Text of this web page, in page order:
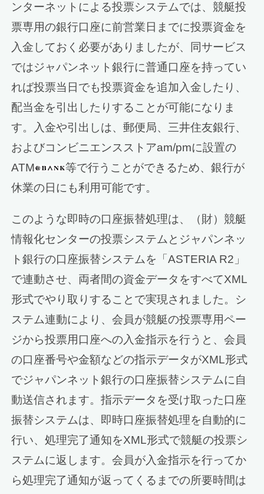
ンターネットによる投票システムでは、競艇投
票専用の銀行口座に前営業日までに投票資金を
入金しておく必要がありましたが、同サービス
ではジャパンネット銀行に普通口座を持ってい
れば投票当日でも投票資金を追加入金したり、
配当金を引出したりすることが可能になりま
す。入金や引出しは、郵便局、三井住友銀行、
およびコンビニエンスストアam/pmに設置の
ATM
等で行うことができるため、銀行が
休業の日にも利用可能です。
このような即時の口座振替処理は、（財）競艇
情報化センターの投票システムとジャパンネッ
ト銀行の口座振替システムを「ASTERIA R2」
で連動させ、両者間の資金データをすべてXML
形式でやり取りすることで実現されました。シ
ステム連動により、会員が競艇の投票専用ペー
ジから投票用口座への入金指示を行うと、会員
の口座番号や金額などの指示データがXML形式
でジャパンネット銀行の口座振替システムに自
動送信されます。指示データを受け取った口座
振替システムは、即時口座振替処理を自動的に
行い、処理完了通知をXML形式で競艇の投票シ
ステムに返します。会員が入金指示を行ってか
ら処理完了通知が返ってくるまでの所要時間は